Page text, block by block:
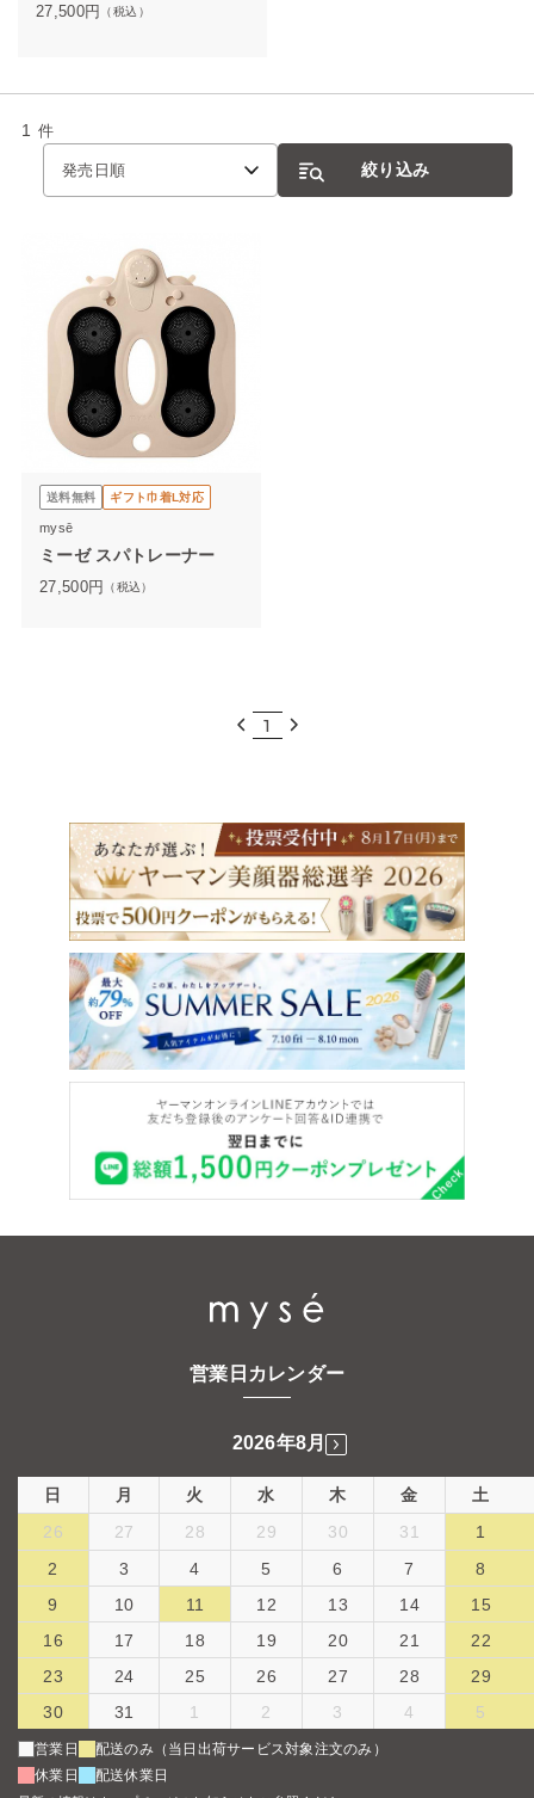
27,500円 （税込）
1 件
発売日順 絞り込み
送料無料 ギフト巾着L対応
mysē
ミーゼ スパトレーナー
27,500円 （税込）
1
営業日カレンダー
2026年8月
日 月 火 水 木 金
土
26
27 28 29 30 31
1
2
3 4 5 6 7
8
9
10 11 12 13 14
15
16
17 18 19 20 21
22
23
24 25 26 27 28
29
30
31 1 2 3 4 5
営業日
配送のみ（当日出荷サービス対象注文のみ）
休業日
配送休業日